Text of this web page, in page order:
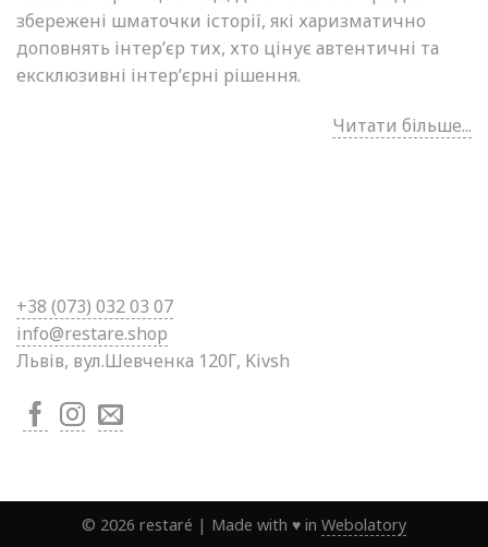
збережені шматочки історії, які харизматично
доповнять інтер’єр тих, хто цінує автентичні та
ексклюзивні інтер’єрні рішення.
Читати більше...
+38 (073) 032 03 07
info@restare.shop
Львів, вул.Шевченка 120Г, Kivsh
© 2026 restaré | Made with ♥ in Webolatory